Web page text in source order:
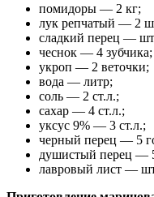
помидоры — 2 кг;
лук репчатый — 2
сладкий перец —
чеснок — 4 зубчика;
укроп — 2 веточки;
вода — литр;
соль — 2 ст.л.;
сахар — 4 ст.л.;
уксус 9% — 3 ст.л.;
черный перец — 5
душистый перец —
лавровый лист —